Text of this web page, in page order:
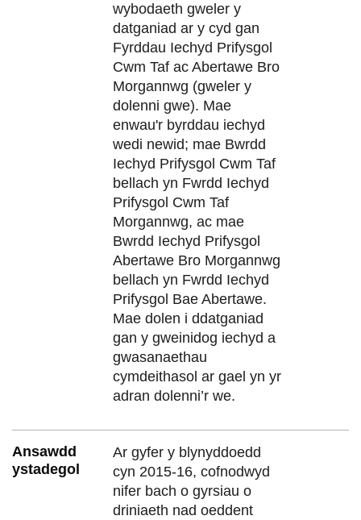
wybodaeth gweler y
datganiad ar y cyd gan
Fyrddau Iechyd Prifysgol
Cwm Taf ac Abertawe Bro
Morgannwg (gweler y
dolenni gwe). Mae
enwau'r byrddau iechyd
wedi newid; mae Bwrdd
Iechyd Prifysgol Cwm Taf
bellach yn Fwrdd Iechyd
Prifysgol Cwm Taf
Morgannwg, ac mae
Bwrdd Iechyd Prifysgol
Abertawe Bro Morgannwg
bellach yn Fwrdd Iechyd
Prifysgol Bae Abertawe.
Mae dolen i ddatganiad
gan y gweinidog iechyd a
gwasanaethau
cymdeithasol ar gael yn yr
adran dolenni’r we.
Ansawdd
ystadegol
Ar gyfer y blynyddoedd
cyn 2015-16, cofnodwyd
nifer bach o gyrsiau o
driniaeth nad oeddent